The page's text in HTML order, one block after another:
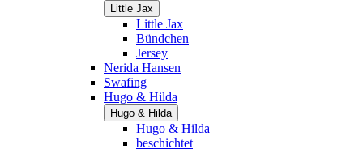
Little Jax
Little Jax
Bündchen
Jersey
Nerida Hansen
Swafing
Hugo & Hilda
Hugo & Hilda
Hugo & Hilda
beschichtet